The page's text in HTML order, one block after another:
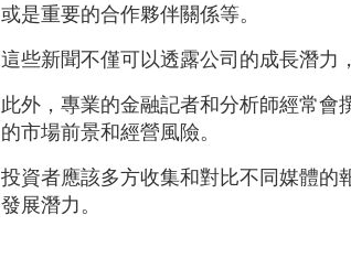
或是重要的合作夥伴關係等。
這些新聞不僅可以透露公司的成長潛力
此外，專業的金融記者和分析師經常
的市場前景和經營風險。
投資者應該多方收集和對比不同媒體的
發展潛力。